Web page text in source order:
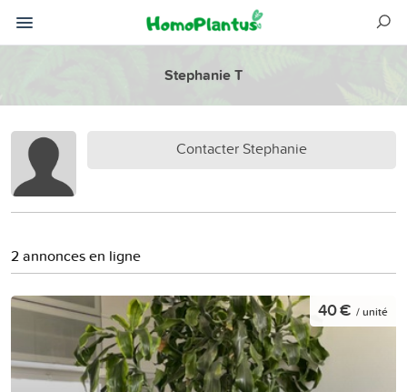
Stephanie T
Contacter Stephanie
2 annonces en ligne
40 € / unité